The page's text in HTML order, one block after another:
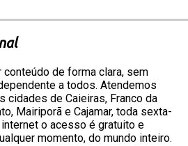
de forma clara, sem
a todos. Atendemos
cidades de Caieiras, Franco da
Mairiporã e Cajamar, toda sexta-
o acesso é gratuito e
momento, do mundo inteiro.